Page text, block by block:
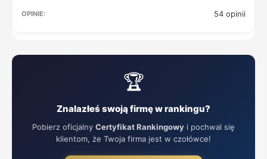
54 opinii
🏆
Znalazłeś swoją firmę w rankingu?
Pobierz oficjalny Certyfikat Rankingowy i pochwal się
klientom, że Twoja firma jest w czołówce!